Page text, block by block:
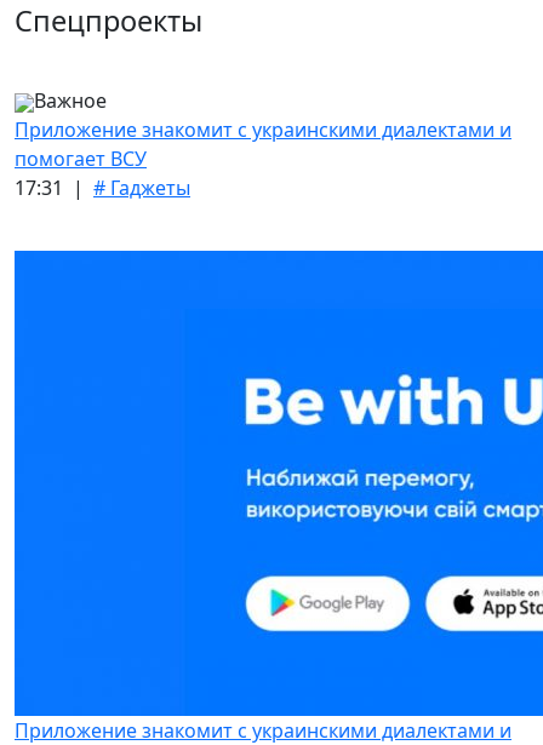
Спецпроекты
Важное
Приложение знакомит с украинскими диалектами и
помогает ВСУ
17:31 | # Гаджеты
Приложение знакомит с украинскими диалектами и